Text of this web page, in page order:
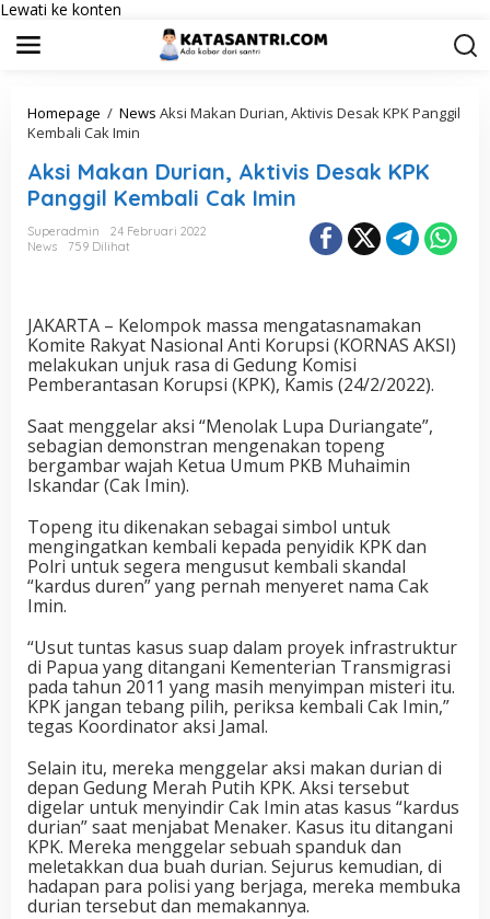
Lewati ke konten
Homepage / News Aksi Makan Durian, Aktivis Desak KPK Panggil
Kembali Cak Imin
Aksi Makan Durian, Aktivis Desak KPK
Panggil Kembali Cak Imin
Superadmin
24 Februari 2022
News
759 Dilihat
JAKARTA – Kelompok massa mengatasnamakan
Komite Rakyat Nasional Anti Korupsi (KORNAS AKSI)
melakukan unjuk rasa di Gedung Komisi
Pemberantasan Korupsi (KPK), Kamis (24/2/2022).
Saat menggelar aksi “Menolak Lupa Duriangate”,
sebagian demonstran mengenakan topeng
bergambar wajah Ketua Umum PKB Muhaimin
Iskandar (Cak Imin).
Topeng itu dikenakan sebagai simbol untuk
mengingatkan kembali kepada penyidik KPK dan
Polri untuk segera mengusut kembali skandal
“kardus duren” yang pernah menyeret nama Cak
Imin.
“Usut tuntas kasus suap dalam proyek infrastruktur
di Papua yang ditangani Kementerian Transmigrasi
pada tahun 2011 yang masih menyimpan misteri itu.
KPK jangan tebang pilih, periksa kembali Cak Imin,”
tegas Koordinator aksi Jamal.
Selain itu, mereka menggelar aksi makan durian di
depan Gedung Merah Putih KPK. Aksi tersebut
digelar untuk menyindir Cak Imin atas kasus “kardus
durian” saat menjabat Menaker. Kasus itu ditangani
KPK. Mereka menggelar sebuah spanduk dan
meletakkan dua buah durian. Sejurus kemudian, di
hadapan para polisi yang berjaga, mereka membuka
durian tersebut dan memakannya.